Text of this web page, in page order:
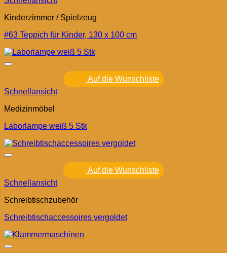
Kinderzimmer / Spielzeug
#63 Teppich für Kinder, 130 x 100 cm
Auf die Wunschliste
Schnellansicht
Medizinmöbel
Laborlampe weiß 5 Stk
Auf die Wunschliste
Schnellansicht
Schreibtischzubehör
Schreibtischaccessoires vergoldet